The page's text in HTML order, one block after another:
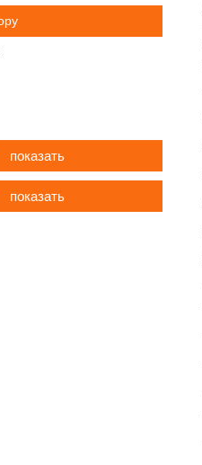
показать
показать